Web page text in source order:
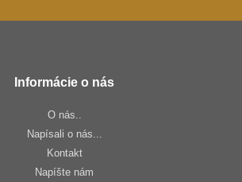
Informácie o nás
O nás..
Napísali o nás...
Kontakt
Napíšte nám